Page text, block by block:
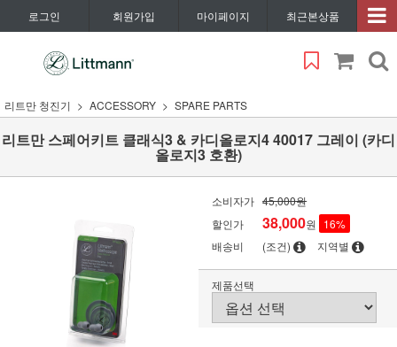
로그인 회원가입 마이페이지 최근본상품
리트만 청진기 ACCESSORY SPARE PARTS
리트만 스페어키트 클래식3 & 카디올로지4 40017 그레이 (카디
올로지3 호환)
소비자가 45,000원
할인가
38,000원 16%
배송비
(조건) 지역별
제품선택